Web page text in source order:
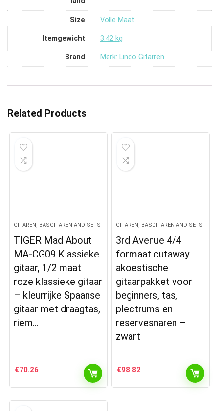
Size ‎Volle Maat
Itemgewicht ‎3.42 kg
Brand Merk: Lindo Gitarren
Related Products
GITAREN, BASGITAREN AND SETS
TIGER Mad About
MA-CG09 Klassieke
gitaar, 1/2 maat
roze klassieke gitaar
– kleurrijke Spaanse
gitaar met draagtas,
riem…
€70.26
GITAREN, BASGITAREN AND SETS
3rd Avenue 4/4
formaat cutaway
akoestische
gitaarpakket voor
beginners, tas,
plectrums en
reservesnaren –
zwart
€98.82